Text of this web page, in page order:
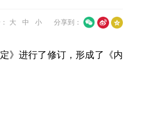
大 中 小 分享到：
》进行了修订，形成了《内